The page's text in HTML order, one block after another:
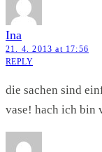
Ina
21. 4. 2013 at 17:56
REPLY
die sachen sind
vase! hach ich bin